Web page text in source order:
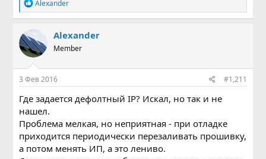
Р
е
а
к
ц
и
и
:
Alexander
Alexander
Member
3 Фев 2016 #1,211
Где задается дефолтный IP? Искал, но так и не
нашел.
Проблема мелкая, но неприятная - при отладке
приходится периодически перезаливать прошивку,
а потом менять ИП, а это лениво.